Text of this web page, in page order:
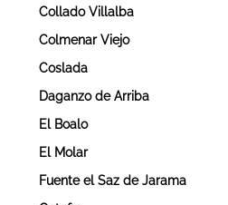
Collado Villalba
Colmenar Viejo
Coslada
Daganzo de Arriba
El Boalo
El Molar
Fuente el Saz de Jarama